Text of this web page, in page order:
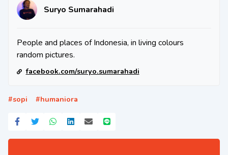
Suryo Sumarahadi
People and places of Indonesia, in living colours
random pictures.
facebook.com/suryo.sumarahadi
#sopi #humaniora